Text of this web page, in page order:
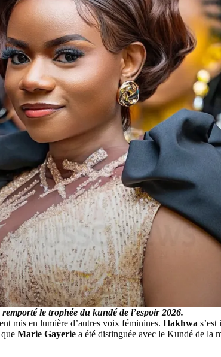
le trophée du kundé de l’espoir 2026.
mis en lumière d’autres voix féminines. Hakhwa s’est
Marie Gayerie a été distinguée avec le Kundé de la